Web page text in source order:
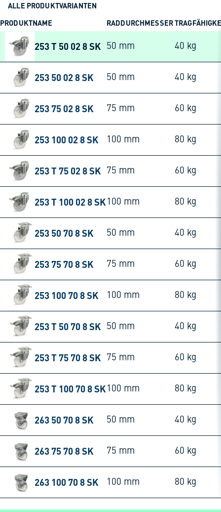
ALLE PRODUKTVARIANTEN
PRODUKTNAME
RADDURCHMESSER
253 T 50 02 8 SK 50 mm 40 kg
253 50 02 8 SK 50 mm 40 kg
253 75 02 8 SK 75 mm 60 kg
253 100 02 8 SK 100 mm 80 kg
253 T 75 02 8 SK 75 mm 60 kg
253 T 100 02 8 SK 100 mm 80 kg
253 50 70 8 SK 50 mm 40 kg
253 75 70 8 SK 75 mm 60 kg
253 100 70 8 SK 100 mm 80 kg
253 T 50 70 8 SK 50 mm 40 kg
253 T 75 70 8 SK 75 mm 60 kg
253 T 100 70 8 SK 100 mm 80 kg
263 50 70 8 SK 50 mm 40 kg
263 75 70 8 SK 75 mm 60 kg
263 100 70 8 SK 100 mm 80 kg